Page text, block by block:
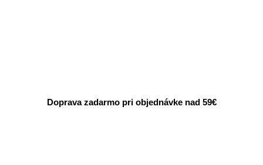
Doprava zadarmo pri objednávke nad 59€